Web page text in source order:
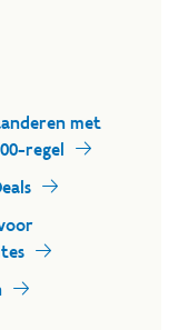
met
regel